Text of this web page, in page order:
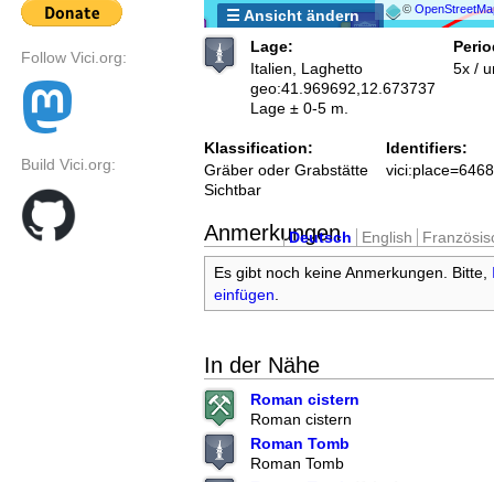
Follow Vici.org:
Build Vici.org:
©
☰ Ansicht ändern
Lage:
Italien, Laghetto
geo:41.969692,12.673737
Lage ± 0-5 m.
5x /
Klassification:
Gräber oder Grabstätte
Sichtbar
Identifiers:
Anmerkungen
Deutsch English
Es gibt noch keine Anmerkungen. Bitte,
einfügen
In der Nähe
Roman cistern
Roman cistern
Roman Tomb
Roman Tomb